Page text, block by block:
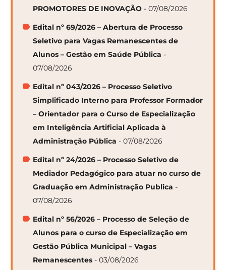
PROMOTORES DE INOVAÇÃO - 07/08/2026
Edital nº 69/2026 – Abertura de Processo
Seletivo para Vagas Remanescentes de
Alunos – Gestão em Saúde Pública -
07/08/2026
Edital nº 043/2026 – Processo Seletivo
Simplificado Interno para Professor Formador
– Orientador para o Curso de Especialização
em Inteligência Artificial Aplicada à
Administração Pública - 07/08/2026
Edital nº 24/2026 – Processo Seletivo de
Mediador Pedagógico para atuar no curso de
Graduação em Administração Publica -
07/08/2026
Edital nº 56/2026 – Processo de Seleção de
Alunos para o curso de Especialização em
Gestão Pública Municipal – Vagas
Remanescentes - 03/08/2026